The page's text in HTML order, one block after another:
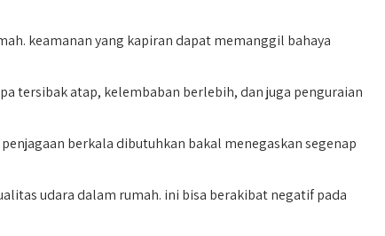
keamanan yang kapiran dapat memanggil bahaya
tersibak atap, kelembaban berlebih, dan juga penguraian
berkala dibutuhkan bakal menegaskan segenap
udara dalam rumah. ini bisa berakibat negatif pada